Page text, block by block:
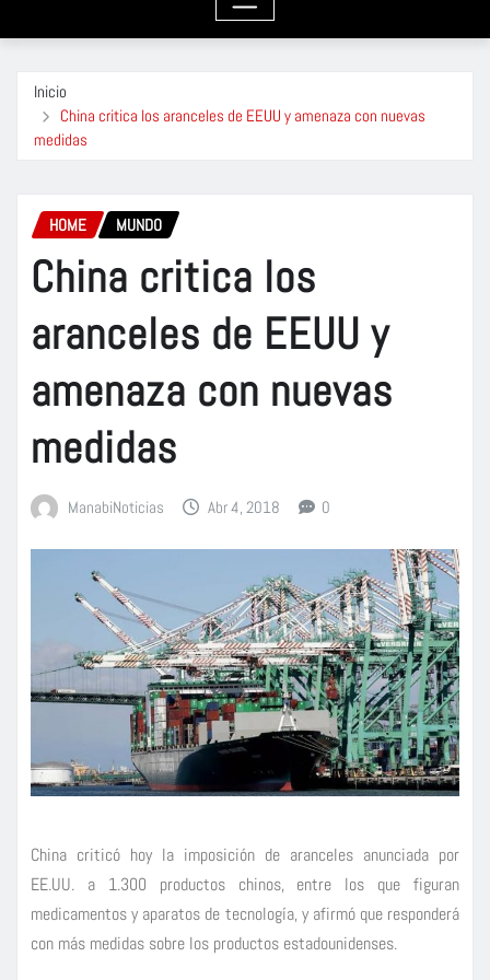
Inicio
China critica los aranceles de EEUU y amenaza con nuevas
medidas
HOME MUNDO
China critica los
aranceles de EEUU y
amenaza con nuevas
medidas
ManabiNoticias Abr 4, 2018 0
China criticó hoy la imposición de aranceles anunciada por
EE.UU. a 1.300 productos chinos, entre los que figuran
medicamentos y aparatos de tecnología, y afirmó que responderá
con más medidas sobre los productos estadounidenses.